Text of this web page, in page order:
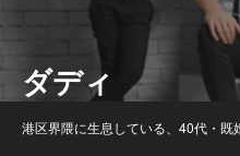
ダディ
港区界隈に生息している、40代・既